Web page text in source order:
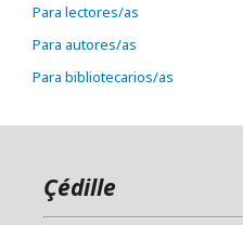
Para lectores/as
Para autores/as
Para bibliotecarios/as
Çédille